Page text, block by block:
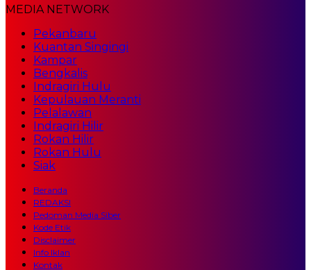
MEDIA NETWORK
Pekanbaru
Kuantan Singingi
Kampar
Bengkalis
Indragiri Hulu
Kepulauan Meranti
Pelalawan
Indragiri Hilir
Rokan Hilir
Rokan Hulu
Siak
Beranda
REDAKSI
Pedoman Media Siber
Kode Etik
Disclaimer
Info Iklan
Kontak